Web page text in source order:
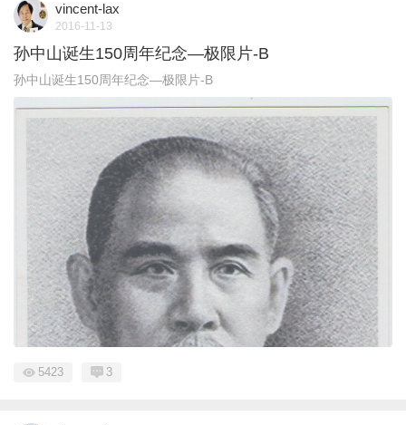
vincent-lax
2016-11-13
孙中山诞生150周年纪念—极限片-B
孙中山诞生150周年纪念—极限片-B
5423 3